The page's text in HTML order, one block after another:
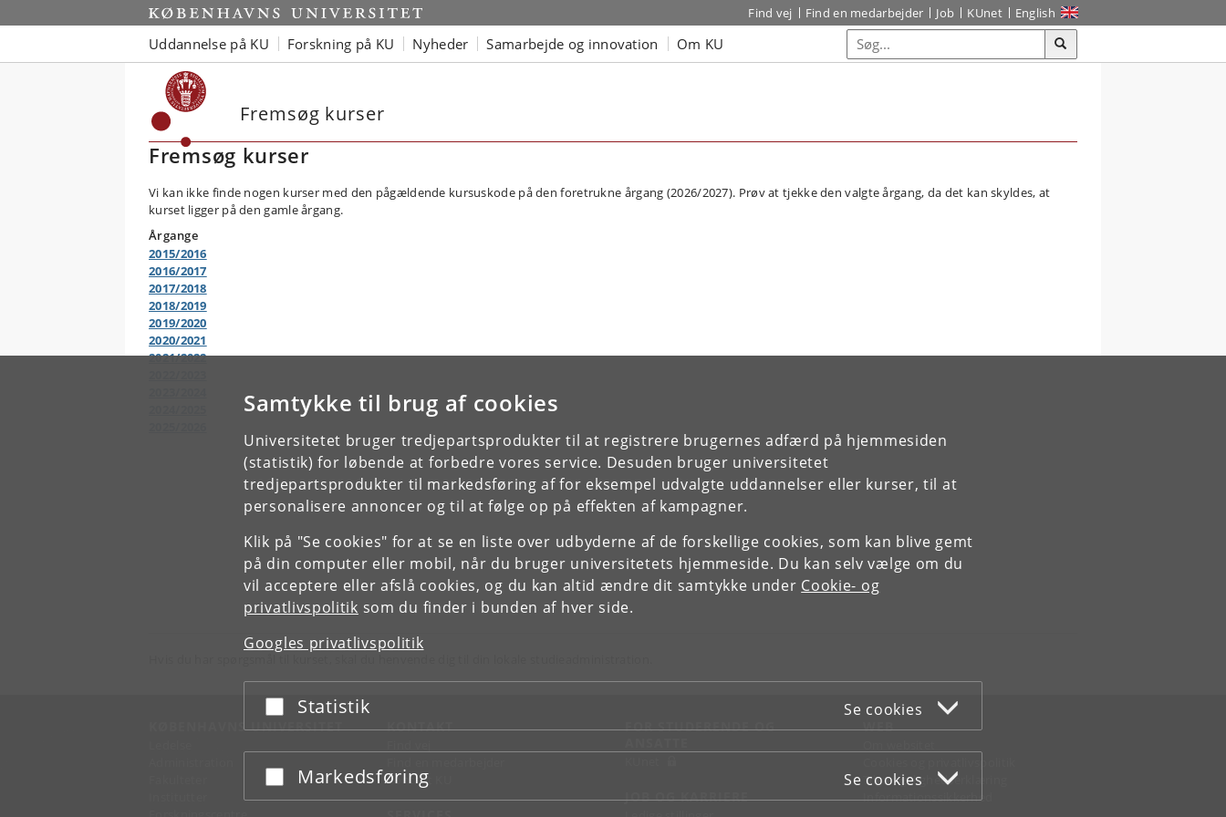
Samtykke til brug af cookies
Universitetet bruger tredjepartsprodukter til at registrere brugernes adfærd på hjemmesiden
(statistik) for løbende at forbedre vores service. Desuden bruger universitetet
tredjepartsprodukter til markedsføring af for eksempel udvalgte uddannelser eller kurser, til at
personalisere annoncer og til at følge op på effekten af kampagner.
Klik på "Se cookies" for at se en liste over udbyderne af de forskellige cookies, som kan blive gemt
på din computer eller mobil, når du bruger universitetets hjemmeside. Du kan selv vælge om du
vil acceptere eller afslå cookies, og du kan altid ændre dit samtykke under Cookie- og
privatlivspolitik som du finder i bunden af hver side.
Googles privatlivspolitik
Acceptér eller afslå
Statistik Se cookies
Acceptér eller afslå
Markedsføring Se cookies
Find vej Find en medarbejder Job KUnet English
Uddannelse på KU Forskning på KU Nyheder Samarbejde og innovation Om KU
Fremsøg kurser
Fremsøg kurser
Vi kan ikke finde nogen kurser med den pågældende kursuskode på den foretrukne årgang (2026/2027). Prøv at tjekke den valgte årgang, da det kan skyldes, at
kurset ligger på den gamle årgang.
Årgange
2015/2016
2016/2017
2017/2018
2018/2019
2019/2020
2020/2021
2021/2022
KØBENHAVNS UNIVERSITET KONTAKT
Kontakt KU
FOR STUDERENDE OG
JOB OG KARRIERE
WEB
Tilgængelighedserklæring
Informationssikkerhed